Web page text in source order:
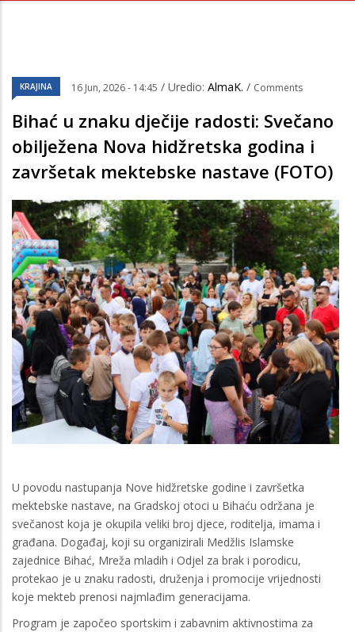
KRAJINA 16 Jun, 2026 - 14:45 / Uredio: AlmaK. / Comments
Bihać u znaku dječije radosti: Svečano
obilježena Nova hidžretska godina i
završetak mektebske nastave (FOTO)
U povodu nastupanja Nove hidžretske godine i završetka
mektebske nastave, na Gradskoj otoci u Bihaću održana je
svečanost koja je okupila veliki broj djece, roditelja, imama i
građana. Događaj, koji su organizirali Medžlis Islamske
zajednice Bihać, Mreža mladih i Odjel za brak i porodicu,
protekao je u znaku radosti, druženja i promocije vrijednosti
koje mekteb prenosi najmlađim generacijama.
Program je započeo sportskim i zabavnim aktivnostima za